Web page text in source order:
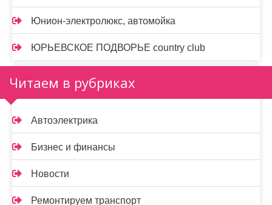
Юнион-электролюкс, автомойка
ЮРЬЕВСКОЕ ПОДВОРЬЕ country club
Читаем в рубриках
Автоэлектрика
Бизнес и финансы
Новости
Ремонтируем транспорт